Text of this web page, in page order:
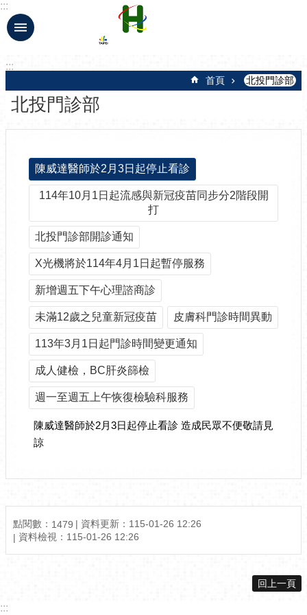
跳到主要內容區塊
:::
:::
首頁 北投門診部
北投門診部
陳威達醫師於2月3日起停止看診
114年10月1日起流感與新冠疫苗同步分2階段開
打
北投門診部開診通知
X光機將於114年4月1日起暫停服務
新增週五下午心理諮商診
未滿12歲之兒童新冠疫苗 皮膚科門診時間異動
113年3月1日起門診時間變更通知
成人健檢，BC肝炎篩檢
週一至週五上午恢復檢驗科服務
陳威達醫師於2月3日起停止看診 造成民眾不便敬請見
諒
點閱數： 1479 資料更新： 115-01-26 12:26
資料檢視： 115-01-26 12:26
回上一頁
:::